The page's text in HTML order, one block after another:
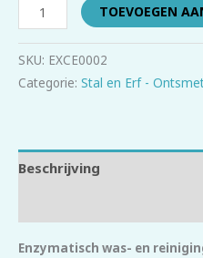
TOEVOEGEN
SKU: EXCE0002
Categorie: Stal en Erf -
Beschrijving
Enzymatisch was- en